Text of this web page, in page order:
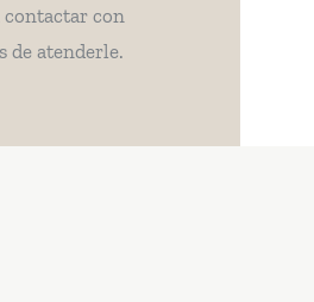
contactar con
de atenderle.